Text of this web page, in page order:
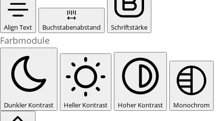
Align Text Buchstabenabstand Schriftstärke
Farbmodule
Dunkler Kontrast Heller Kontrast Hoher Kontrast Monochrom